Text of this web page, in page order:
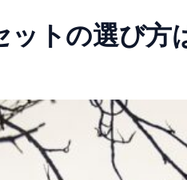
トの選び